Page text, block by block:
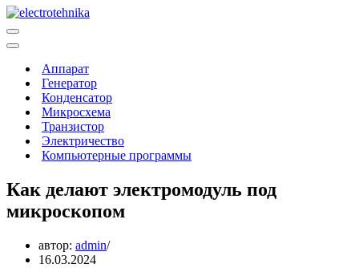
Меню
навигации
Меню
навигацииАппарат
Генератор
Конденсатор
Микросхема
Транзистор
Электричество
Компьютерные программы
Как делают электромодуль под
микроскопом
автор: admin
16.03.2024